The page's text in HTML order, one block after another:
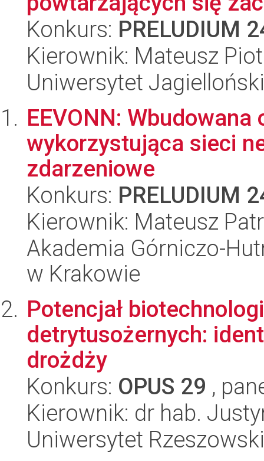
Konkurs: PRELUDIUM
Kierownik: Mateusz
Uniwersytet Jagielloński
EEVONN:
wykorzystująca sieci
zdarzeniowe
Konkurs: PRELUDIUM
Kierownik: Mateusz
Akademia Górniczo-
w Krakowie
Potencjał
detrytusożernych:
drożdży
Konkurs: OPUS 29 ,
Kierownik: dr hab.
Uniwersytet Rzeszowski